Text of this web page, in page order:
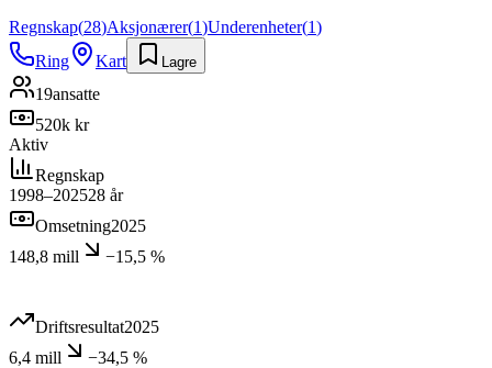
Regnskap(28)Aksjonærer(1)Underenheter(1)
Ring
Kart Lagre
19ansatte
520k kr
Aktiv
Regnskap
1998–202528 år
Omsetning2025
148,8 mill
−15,5 %
Driftsresultat2025
6,4 mill
−34,5 %